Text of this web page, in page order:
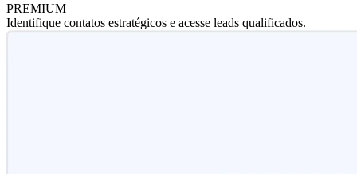
PREMIUM
Identifique contatos estratégicos e acesse leads qualificados.